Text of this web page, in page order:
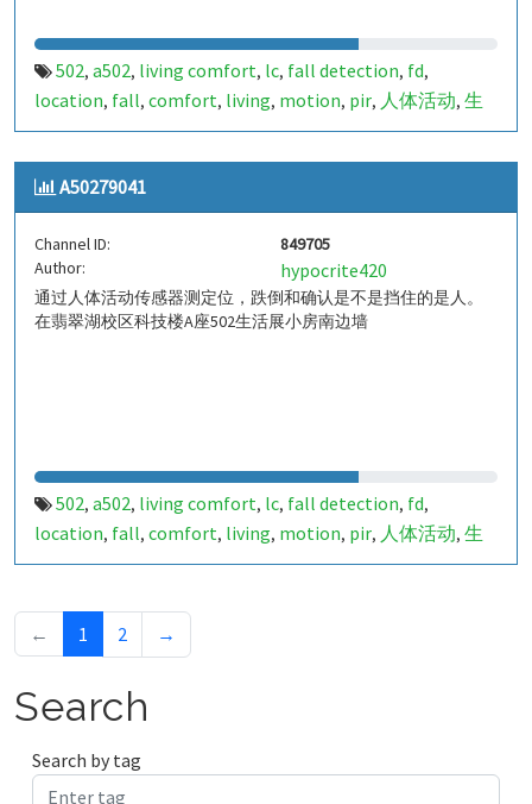
502, a502, living comfort, lc, fall detection, fd,
location, fall, comfort, living, motion, pir, 人体活动, 生
活,tanbir,跌倒,定位,哈山,室内定位,室内,indoor,
indoor living comfort,ilc,indoor living quality,ilq,
a50279042,849706
A50279041
Channel ID:
849705
Author:
hypocrite420
通过人体活动传感器测定位，跌倒和确认是不是挡住的是人。
在翡翠湖校区科技楼A座502生活展小房南边墙
502, a502, living comfort, lc, fall detection, fd,
location, fall, comfort, living, motion, pir, 人体活动, 生
活,tanbir,跌倒,定位,哈山,室内定位,室内,indoor,
a50279041 ,
← 1 2 →
Search
Search by tag